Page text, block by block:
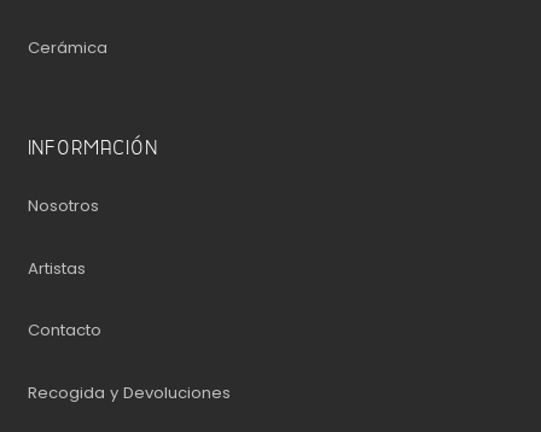
Cerámica
INFORMACIÓN
Nosotros
Artistas
Contacto
Recogida y Devoluciones